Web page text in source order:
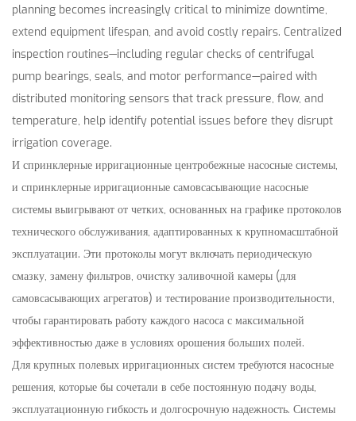
planning becomes increasingly critical to minimize downtime,
extend equipment lifespan, and avoid costly repairs. Centralized
inspection routines—including regular checks of centrifugal
pump bearings, seals, and motor performance—paired with
distributed monitoring sensors that track pressure, flow, and
temperature, help identify potential issues before they disrupt
irrigation coverage.
И спринклерные ирригационные центробежные насосные системы,
и спринклерные ирригационные самовсасывающие насосные
системы выигрывают от четких, основанных на графике протоколов
технического обслуживания, адаптированных к крупномасштабной
эксплуатации. Эти протоколы могут включать периодическую
смазку, замену фильтров, очистку заливочной камеры (для
самовсасывающих агрегатов) и тестирование производительности,
чтобы гарантировать работу каждого насоса с максимальной
эффективностью даже в условиях орошения больших полей.
Для крупных полевых ирригационных систем требуются насосные
решения, которые бы сочетали в себе постоянную подачу воды,
эксплуатационную гибкость и долгосрочную надежность. Системы